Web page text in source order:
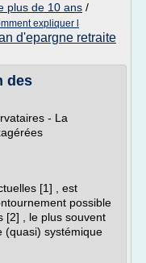
plus de 10 ans /
expliquer l
d'epargne retraite
des
- La
[1] , est
possible
[2] , le plus souvent
(quasi) systémique